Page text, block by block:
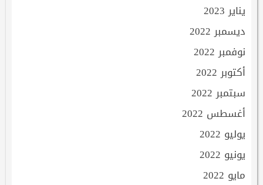
يناير 2023
ديسمبر 2022
نوفمبر 2022
أكتوبر 2022
سبتمبر 2022
أغسطس 2022
يوليو 2022
يونيو 2022
مايو 2022